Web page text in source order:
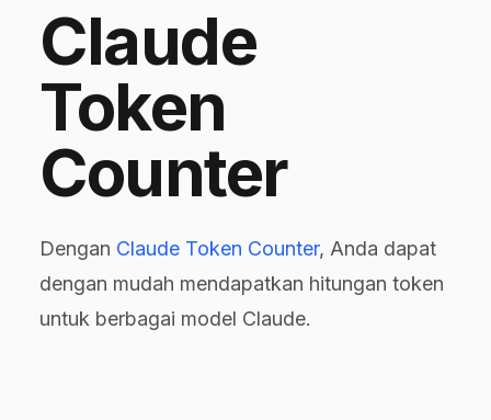
Claude
Token
Counter
Dengan Claude Token Counter, Anda dapat
dengan mudah mendapatkan hitungan token
untuk berbagai model Claude.